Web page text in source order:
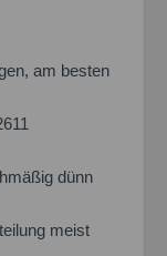
am besten
dünn
meist